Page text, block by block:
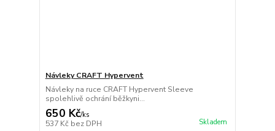
Návleky CRAFT Hypervent
Návleky na ruce CRAFT Hypervent Sleeve
spolehlivě ochrání běžkyni...
650 Kč/ks
537 Kč bez DPH Skladem